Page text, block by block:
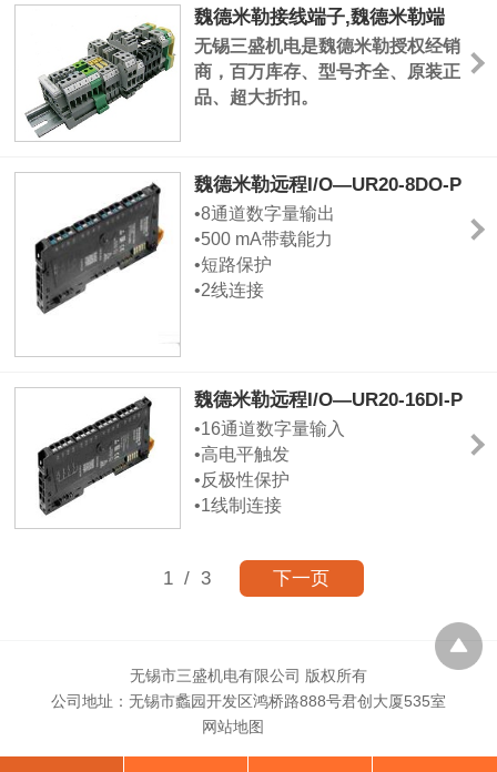
效率可高达94%，低空载功耗
<1W;· 宽温度及输入电压范
围：-30°C…+70°C；90～２６４
Ｖａｃ；· 完善的产品保护设计：
魏德米勒接线端子,魏德米勒端
子,接线端子型号
无锡三盛机电是魏德米勒授权经销
商，百万库存、型号齐全、原装正
品、超大折扣。
魏德米勒远程I/O—UR20-8DO-P
数字量输出模块
•8通道数字量输出
•500 mA带载能力
•短路保护
•2线连接
魏德米勒远程I/O—UR20-16DI-P
数字量输入模块
•16通道数字量输入
•高电平触发
•反极性保护
•1线制连接
•Type 1和3，基于IEC61131-2
1/ 3 下一页
无锡市三盛机电有限公司 版权所有
公司地址：无锡市蠡园开发区鸿桥路888号君创大厦535室
网站地图